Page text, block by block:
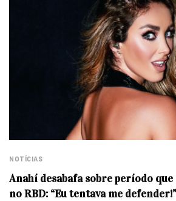
NOTÍCIAS
Anahí desabafa sobre período
no RBD: “Eu tentava me defender!”